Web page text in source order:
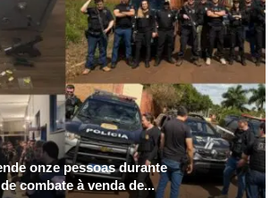
onze pessoas durante
combate à venda de...